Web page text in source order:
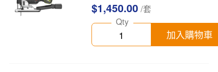
$1,450.00 /套
Qty
加入購物車